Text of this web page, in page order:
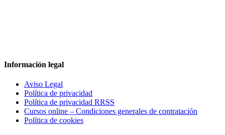
Información legal
Aviso Legal
Política de privacidad
Política de privacidad RRSS
Cursos online – Condiciones generales de contratación
Política de cookies